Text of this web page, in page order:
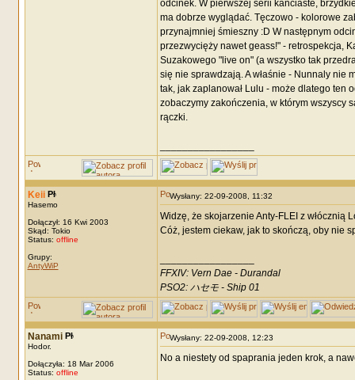
odcinek. W pierwszej serii kanciaste,
ma dobrze wyglądać. Tęczowo - kolorowe
przynajmniej śmieszny :D W następnym
przezwycięży nawet geass!" - retrospekcja,
Suzakowego "live on" (a wszystko tak
się nie sprawdzają. A właśnie - Nunnaly nie
tak, jak zaplanował Lulu - może dlatego ten
zobaczymy zakończenia, w którym wszyscy
rączki.
Keii
Hasemo
Dołączył: 16 Kwi 2003
Skąd: Tokio
Status: offline
Grupy:
AntyWiP
Wysłany: 22-09-2008, 11:32
Widzę, że skojarzenie Anty-FLEI z włócznią
Cóż, jestem ciekaw, jak to skończą, oby nie
FFXIV: Vern Dae - Durandal
PSO2: ハセモ - Ship 01
Nanami
Hodor.
Dołączyła: 18 Mar 2006
Status: offline
Wysłany: 22-09-2008, 12:23
No a niestety od spaprania jeden krok, a